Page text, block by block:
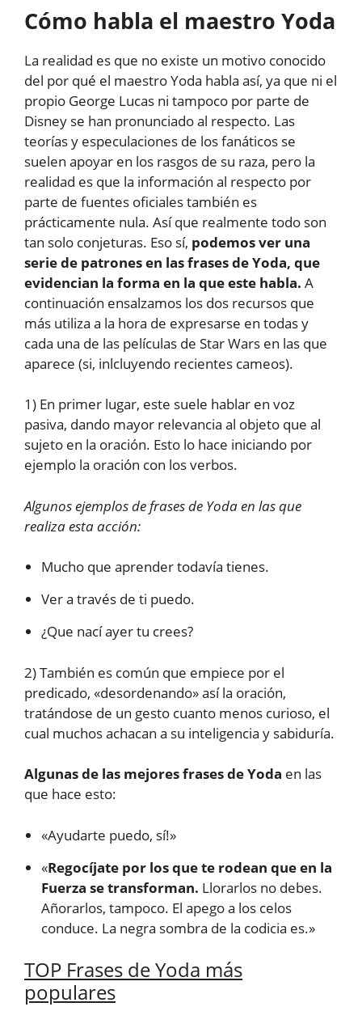
Cómo habla el maestro Yoda
La realidad es que no existe un motivo conocido
del por qué el maestro Yoda habla así, ya que ni el
propio George Lucas ni tampoco por parte de
Disney se han pronunciado al respecto. Las
teorías y especulaciones de los fanáticos se
suelen apoyar en los rasgos de su raza, pero la
realidad es que la información al respecto por
parte de fuentes oficiales también es
prácticamente nula. Así que realmente todo son
tan solo conjeturas. Eso sí, podemos ver una
serie de patrones en las frases de Yoda, que
evidencian la forma en la que este habla. A
continuación ensalzamos los dos recursos que
más utiliza a la hora de expresarse en todas y
cada una de las películas de Star Wars en las que
aparece (si, inlcluyendo recientes cameos).
1) En primer lugar, este suele hablar en voz
pasiva, dando mayor relevancia al objeto que al
sujeto en la oración. Esto lo hace iniciando por
ejemplo la oración con los verbos.
Algunos ejemplos de frases de Yoda en las que
realiza esta acción:
Mucho que aprender todavía tienes.
Ver a través de ti puedo.
¿Que nací ayer tu crees?
2) También es común que empiece por el
predicado, «desordenando» así la oración,
tratándose de un gesto cuanto menos curioso, el
cual muchos achacan a su inteligencia y sabiduría.
Algunas de las mejores frases de Yoda en las
que hace esto:
«Ayudarte puedo, sí!»
«Regocíjate por los que te rodean que en la
Fuerza se transforman. Llorarlos no debes.
Añorarlos, tampoco. El apego a los celos
conduce. La negra sombra de la codicia es.»
TOP Frases de Yoda más
populares